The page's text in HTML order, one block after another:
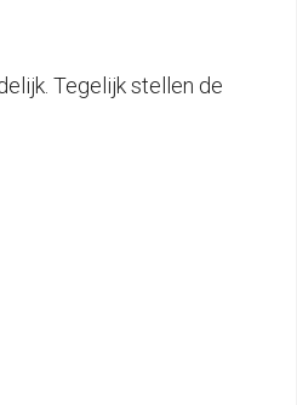
Tegelijk stellen de